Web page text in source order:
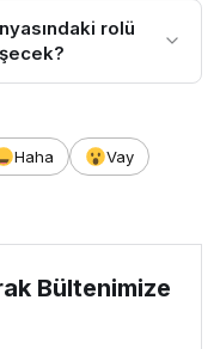
rolü
Haha Vay
Bültenimize